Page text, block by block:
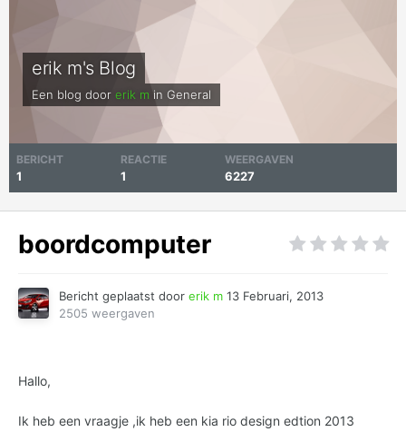
erik m's Blog
Een blog door erik m in General
BERICHT
1
REACTIE
1
WEERGAVEN
6227
boordcomputer
Bericht geplaatst door erik m 13 Februari, 2013
2505 weergaven
Hallo,
Ik heb een vraagje ,ik heb een kia rio design edtion 2013